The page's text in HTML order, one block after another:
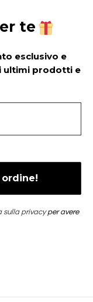
te
esclusivo e
ultimi prodotti e
sulla privacyper avere